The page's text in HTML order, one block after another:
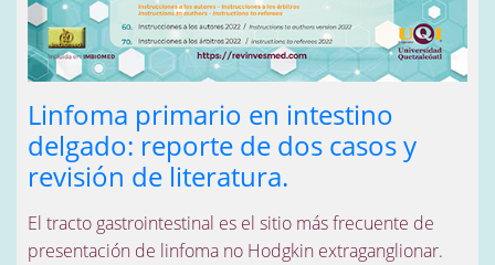
Linfoma primario en intestino
delgado: reporte de dos casos y
revisión de literatura.
El tracto gastrointestinal es el sitio más frecuente de
presentación de linfoma no Hodgkin extraganglionar.